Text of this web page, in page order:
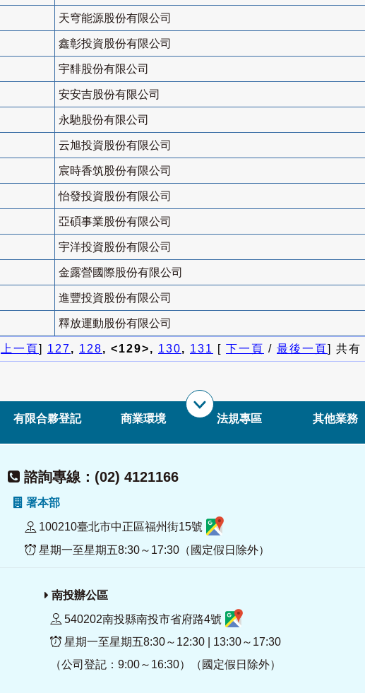
天穹能源股份有限公司
鑫彰投資股份有限公司
宇馡股份有限公司
安安吉股份有限公司
永馳股份有限公司
云旭投資股份有限公司
宸時香筑股份有限公司
怡發投資股份有限公司
亞碩事業股份有限公司
宇洋投資股份有限公司
金露營國際股份有限公司
進豐投資股份有限公司
釋放運動股份有限公司
上一頁] 127, 128, <129>, 130, 131 [ 下一頁 / 最後一頁] 共有
有限合夥登記 商業環境 法規專區 其他業務
諮詢專線：(02) 4121166
署本部
100210臺北市中正區福州街15號
星期一至星期五8:30～17:30（國定假日除外）
南投辦公區
540202南投縣南投市省府路4號
星期一至星期五8:30～12:30 | 13:30～17:30
（公司登記：9:00～16:30）（國定假日除外）